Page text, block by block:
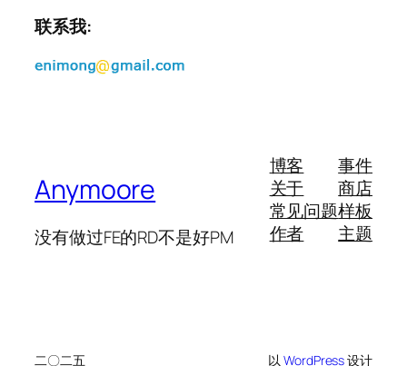
联系我:
Anymoore
没有做过FE的RD不是好PM
博客
关于
常见问题
作者
事件
商店
样板
主题
二〇二五 以WordPress设计